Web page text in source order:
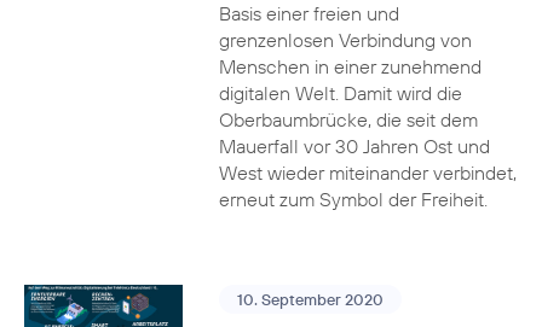
Basis einer freien und
grenzenlosen Verbindung von
Menschen in einer zunehmend
digitalen Welt. Damit wird die
Oberbaumbrücke, die seit dem
Mauerfall vor 30 Jahren Ost und
West wieder miteinander verbindet,
erneut zum Symbol der Freiheit.
10. September 2020